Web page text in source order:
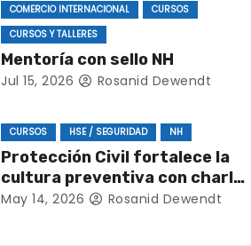
COMERCIO INTERNACIONAL
CURSOS
CURSOS Y TALLERES
Mentoría con sello NH
Jul 15, 2026 Rosanid Dewendt
CURSOS HSE / SEGURIDAD NH
Protección Civil fortalece la
cultura preventiva con charla
de seguridad sobre desalojo
May 14, 2026 Rosanid Dewendt